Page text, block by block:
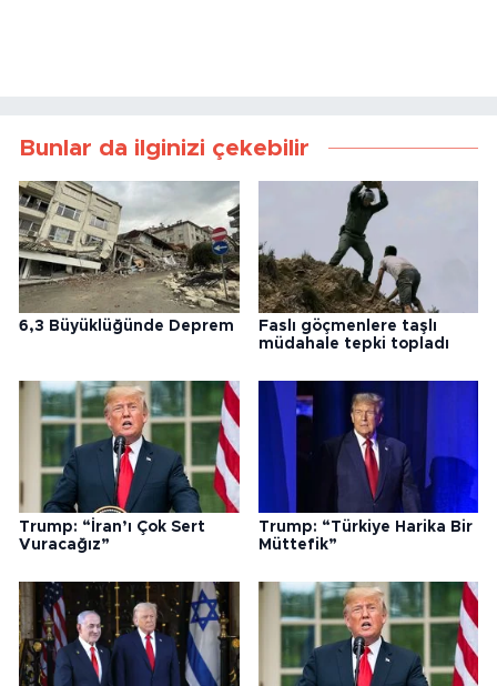
Bunlar da ilginizi çekebilir
6,3 Büyüklüğünde Deprem
Faslı göçmenlere taşlı
müdahale tepki topladı
Trump: “İran’ı Çok Sert
Vuracağız”
Trump: “Türkiye Harika Bir
Müttefik”